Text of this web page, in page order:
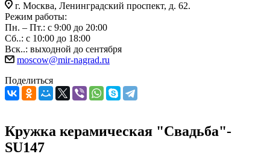
г. Москва, Ленинградский проспект, д. 62.
Режим работы:
Пн. – Пт.: с 9:00 до 20:00
Сб..: с 10:00 до 18:00
Вск..: выходной до сентября
moscow@mir-nagrad.ru
Поделиться
Кружка керамическая "Свадьба"-
SU147